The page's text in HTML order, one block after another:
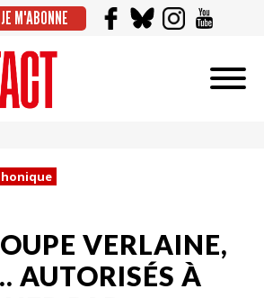
JE M'ABONNE
VERLAINE,
AUTORISÉS À